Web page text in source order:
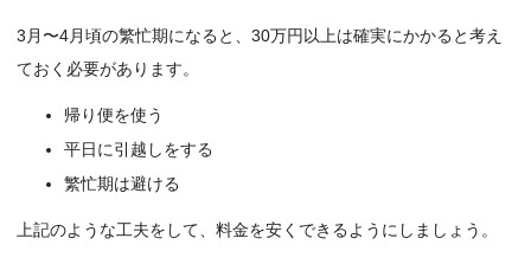
3月〜4月頃の繁忙期になると、30万円以上は確実にかかると考え
ておく必要があります。
帰り便を使う
平日に引越しをする
繁忙期は避ける
上記のような工夫をして、料金を安くできるようにしましょう。